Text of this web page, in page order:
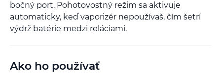
bočný port. Pohotovostný režim sa aktivuje
automaticky, keď vaporizér nepoužívaš, čím šetrí
výdrž batérie medzi reláciami.
Ako ho používať